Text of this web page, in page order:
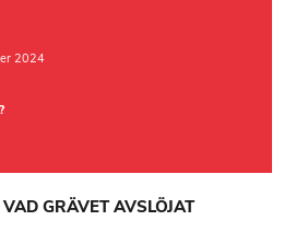
2024
GRÄVET AVSLÖJAT